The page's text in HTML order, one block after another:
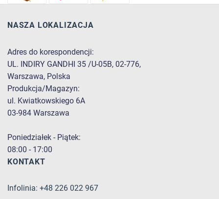
NASZA LOKALIZACJA
Adres do korespondencji:
UL. INDIRY GANDHI 35 /U-05B, 02-776,
Warszawa, Polska
Produkcja/Magazyn:
ul. Kwiatkowskiego 6A
03-984 Warszawa
Poniedziałek - Piątek:
08:00 - 17:00
KONTAKT
Infolinia: +48 226 022 967